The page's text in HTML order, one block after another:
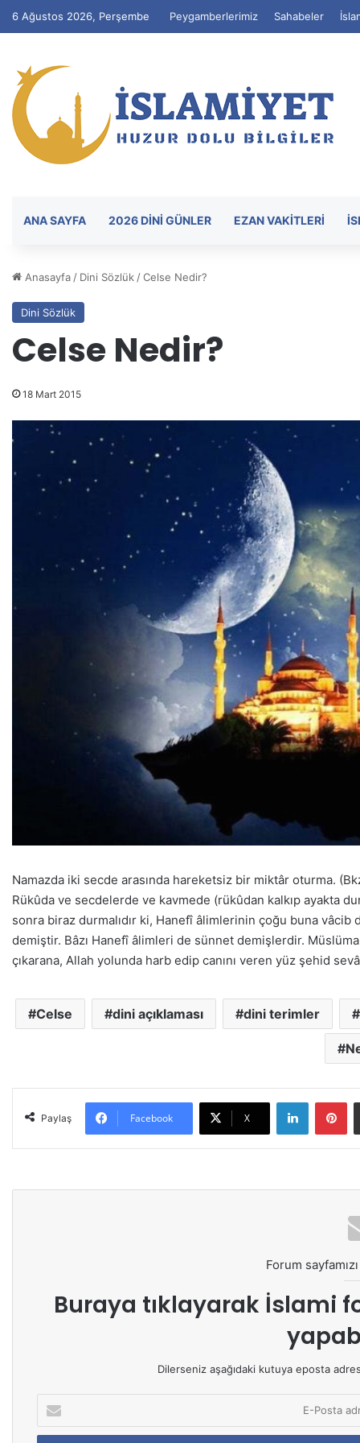
6 Ağustos 2026, Perşembe Peygamberlerimiz Sahabeler
ANA SAYFA 2026 DİNİ GÜNLER EZAN VAKITLERI
Anasayfa / Dini Sözlük /Celse Nedir?
Dini Sözlük
Celse Nedir?
18 Mart 2015
Namazda iki secde arasında hareketsiz bir miktâr oturma.
Rükûda ve secdelerde ve kavmede (rükûdan kalkıp ayakta
sonra biraz durmalıdır ki, Hanefî âlimlerinin çoğu buna
demiştir. Bâzı Hanefî âlimleri de sünnet demişlerdir.
çıkarana, Allah yolunda harb edip canını veren yüz şehid
Celse dini açıklaması dini terimler
Paylaş Facebook X
Forum
Buraya tıklayarak İslami
Dilerseniz aşağıdaki kutuya eposta
P